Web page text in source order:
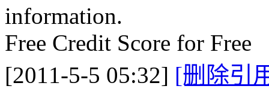
information.
Free Credit Score for Free
[2011-5-5 05:32] [删除引